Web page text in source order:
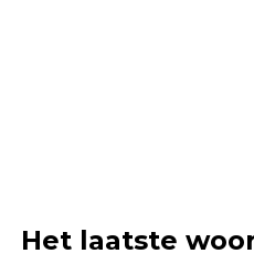
Het laatste